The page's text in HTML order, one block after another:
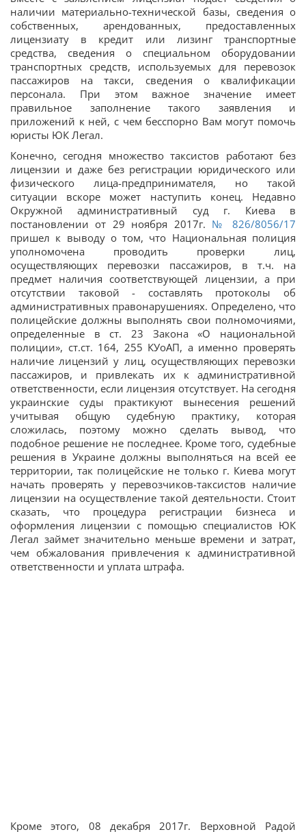
наличии материально-технической базы, сведения о
собственных, арендованных, предоставленных
лицензиату в кредит или лизинг транспортные
средства, сведения о специальном оборудовании
транспортных средств, используемых для перевозок
пассажиров на такси, сведения о квалификации
персонала. При этом важное значение имеет
правильное заполнение такого заявления и
приложений к ней, с чем бесспорно Вам могут помочь
юристы ЮК Легал.
Конечно, сегодня множество таксистов работают без
лицензии и даже без регистрации юридического или
физического лица-предпринимателя, но такой
ситуации вскоре может наступить конец. Недавно
Окружной административный суд г. Киева в
постановлении от 29 ноября 2017г. № 826/8056/17
пришел к выводу о том, что Национальная полиция
уполномочена проводить проверки лиц,
осуществляющих перевозки пассажиров, в т.ч. на
предмет наличия соответствующей лицензии, а при
отсутствии таковой - составлять протоколы об
административных правонарушениях. Определено, что
полицейские должны выполнять свои полномочиями,
определенные в ст. 23 Закона «О национальной
полиции», ст.ст. 164, 255 КУоАП, а именно проверять
наличие лицензий у лиц, осуществляющих перевозки
пассажиров, и привлекать их к административной
ответственности, если лицензия отсутствует. На сегодня
украинские суды практикуют вынесения решений
учитывая общую судебную практику, которая
сложилась, поэтому можно сделать вывод, что
подобное решение не последнее. Кроме того, судебные
решения в Украине должны выполняться на всей ее
территории, так полицейские не только г. Киева могут
начать проверять у перевозчиков-таксистов наличие
лицензии на осуществление такой деятельности. Стоит
сказать, что процедура регистрации бизнеса и
оформления лицензии с помощью специалистов ЮК
Легал займет значительно меньше времени и затрат,
чем обжалования привлечения к административной
ответственности и уплата штрафа.
Кроме этого, 08 декабря 2017г. Верховной Радой